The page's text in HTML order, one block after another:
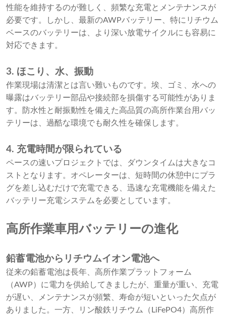
性能を維持するのが難しく、頻繁な充電とメンテナンスが
必要です。しかし、最新のAWPバッテリー、特にリチウム
ベースのバッテリーは、より深い放電サイクルにも容易に
対応できます。
3. ほこり、水、振動
作業現場は清潔とは言い難いものです。埃、ゴミ、水への
曝露はバッテリー部品や接続部を損傷する可能性がありま
す。防水性と耐振動性を備えた高品質の高所作業台用バッ
テリーは、過酷な環境でも耐久性を確保します。
4. 充電時間が限られている
ペースの速いプロジェクトでは、ダウンタイムは大きなコ
ストとなります。オペレーターは、短時間の休憩中にプラ
グを差し込むだけで充電できる、迅速な充電機能を備えた
バッテリー充電システムを必要としています。
高所作業車用バッテリーの進化
鉛蓄電池からリチウムイオン電池へ
従来の鉛蓄電池は長年、高所作業プラットフォーム
（AWP）に電力を供給してきましたが、重量が重い、充電
が遅い、メンテナンスが頻繁、寿命が短いといった欠点が
ありました。一方、リン酸鉄リチウム（LiFePO4）高所作